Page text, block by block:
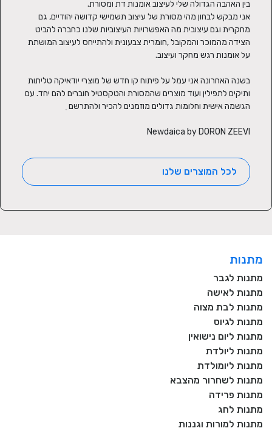
Newdaica by DORON ZEEVI
לכל המוצרים שלנו
מתנות
מתנות לגבר
מתנות לאישה
מתנות לבת מצוה
מתנות לגיוס
מתנות ליום נישואין
מתנות ליולדת
מתנות ליומולדת
מתנות לשחרור מהצבא
מתנות פרידה
מתנות לחג
מתנות למורות וגננות